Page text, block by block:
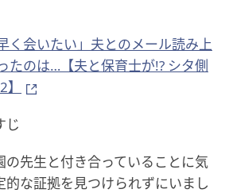
く会いたい」夫とのメール読み上
たのは…【夫と保育士が!? シタ側
じ
の先生と付き合っていることに気
的な証拠を見つけられずにいまし